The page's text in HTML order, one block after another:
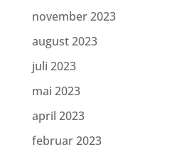
november 2023
august 2023
juli 2023
mai 2023
april 2023
februar 2023